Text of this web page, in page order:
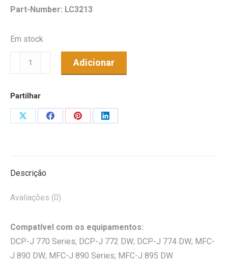
Part-Number: LC3213
Em stock
Quantidade
Genérico
Adicionar
Partilhar
Share
Share
Share
Share
Descrição
Avaliações (0)
Compatível com os equipamentos:
DCP-J 770 Series; DCP-J 772 DW; DCP-J 774 DW; MFC-
J 890 DW; MFC-J 890 Series; MFC-J 895 DW